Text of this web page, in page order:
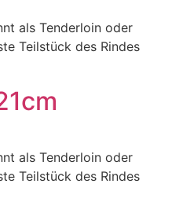
als Tenderloin oder
Teilstück des Rindes
als Tenderloin oder
Teilstück des Rindes